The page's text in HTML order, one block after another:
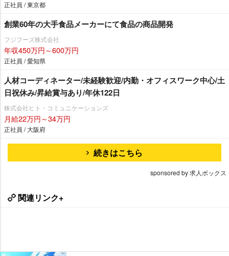
正社員 / 東京都
創業60年の大手食品メーカーにて食品の商品開発
フジフーズ株式会社
年収450万円～600万円
正社員 / 愛知県
人材コーディネーター/未経験歓迎/内勤・オフィスワーク中心/土
日祝休み/昇給賞与あり/年休122日
株式会社ヒト・コミュニケーションズ
月給22万円～34万円
正社員 / 大阪府
続きはこちら
sponsored by 求人ボックス
関連リンク+